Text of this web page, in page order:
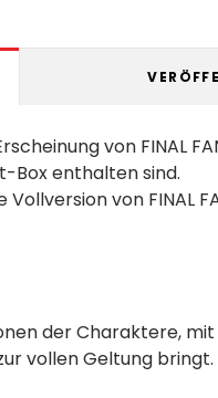
von FINAL
Box enthalten sind.
von FINAL
der Charaktere,
vollen Geltung bringt.